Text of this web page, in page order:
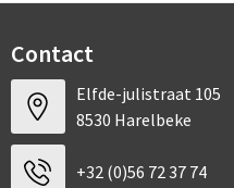
Contact
Elfde-julistraat 105
8530 Harelbeke
+32 (0)56 72 37 74